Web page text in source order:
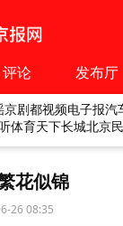
评论 发布厅
京剧都视频电子报汽
体育天下长城北京
花似锦
26 08:35